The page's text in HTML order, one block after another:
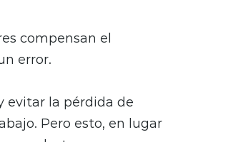
compensan el
error.
evitar la pérdida de
Pero esto, en lugar